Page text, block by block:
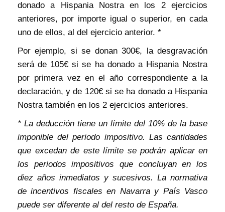
donado a Hispania Nostra en los 2 ejercicios
anteriores, por importe igual o superior, en cada
uno de ellos, al del ejercicio anterior. *
Por ejemplo, si se donan 300€, la desgravación
será de 105€ si se ha donado a Hispania Nostra
por primera vez en el año correspondiente a la
declaración, y de 120€ si se ha donado a Hispania
Nostra también en los 2 ejercicios anteriores.
* La deducción tiene un límite del 10% de la base
imponible del periodo impositivo. Las cantidades
que excedan de este límite se podrán aplicar en
los periodos impositivos que concluyan en los
diez años inmediatos y sucesivos. La normativa
de incentivos fiscales en Navarra y País Vasco
puede ser diferente al del resto de España.